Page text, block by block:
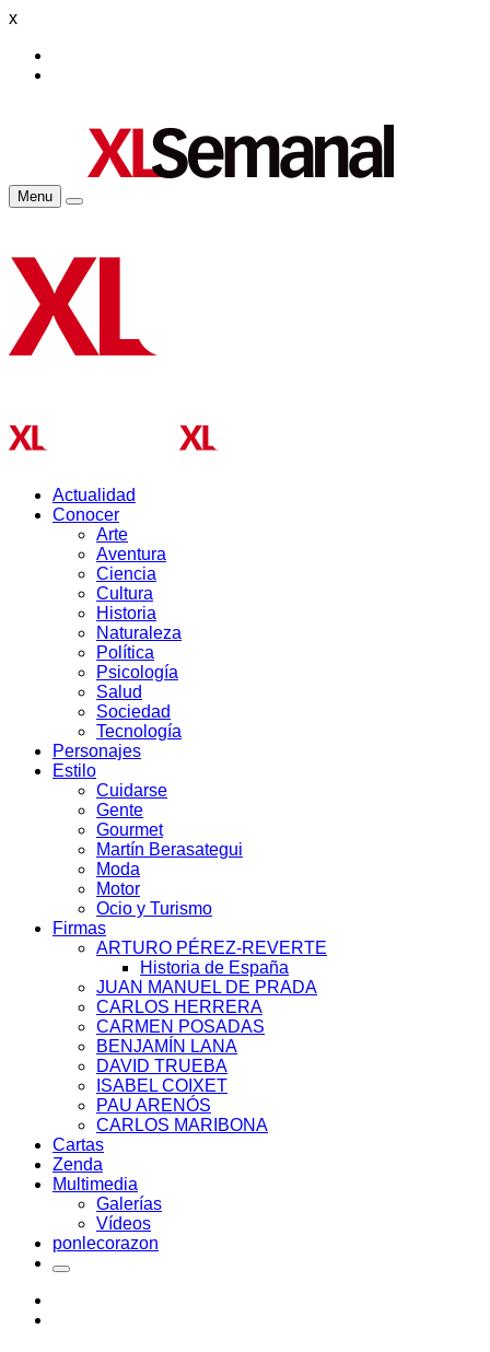
x
Menu
Actualidad
Conocer
Arte
Aventura
Ciencia
Cultura
Historia
Naturaleza
Política
Psicología
Salud
Sociedad
Tecnología
Personajes
Estilo
Cuidarse
Gente
Gourmet
Martín Berasategui
Moda
Motor
Ocio y Turismo
Firmas
ARTURO PÉREZ-REVERTE
Historia de España
JUAN MANUEL DE PRADA
CARLOS HERRERA
CARMEN POSADAS
BENJAMÍN LANA
DAVID TRUEBA
ISABEL COIXET
PAU ARENÓS
CARLOS MARIBONA
Cartas
Zenda
Multimedia
Galerías
Vídeos
ponlecorazon